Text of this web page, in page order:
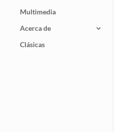
Multimedia
Acerca de
Clásicas